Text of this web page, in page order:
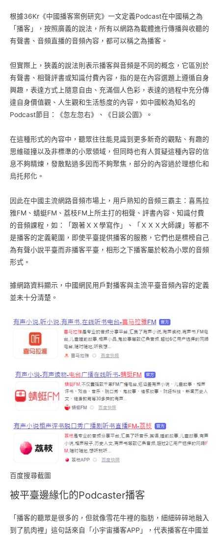
根據36Kr《中國播客案例研究》一文定義Podcast在中國稱之為
「播客」，按照廣義的說法，所有以網路為載體進行傳播與收聽的
有聲書、音頻直播的音頻內容，都可以稱之為播客。
但實際上，狹義的說法則表示播客與音頻是不同的概念，它區別於
有聲書、相聲評書或知識付費內容，指的是在內容選題上遵循自身
興趣，表達方式上隨意自由、充滿個人色彩，表達的過程中充分傳
達自身價值觀、人生觀和生活態度的內容，如中國較為知名的
Podcast節目：《忽左忽右》、《日談公園》。
在這種形式的內容中，聽眾往往能見識到更多新奇的觀點、有趣的
思維碰撞以及非標準的小眾領域，但同時也有人質疑這種內容的信
息不夠精煉，發散點過多因而不夠聚焦，部分的內容過於理想化和
烏托邦化。
因此在中國主流網路音頻市場上，用戶熟知的音頻三霸主：喜馬拉
雅FM、蜻蜓FM、荔枝FM上所主打的相聲、評書內容、知識付費
的音頻課程，如：「跟著ＸＸ學寫作」、「ＸＸＸ大師課」等都不
是播客的定義範圍，即使平臺提供播客的服務，它們也是標榜自己
為有聲小說平臺而非播客平臺，相形之下播客屬於較為小眾的音頻
形式。
據網路資料顯示，中國網民用戶對播客與主流平臺音頻內容的定義
並未十分清楚。
百度搜尋截圖
被平臺邊緣化的Podcaster播客
「播客的聽眾是很多的，但就像雪花牛裡的脂肪，細細碎碎地融入
到了肌肉裡」這句話來自「小宇宙播客APP」，代表播客在中國並